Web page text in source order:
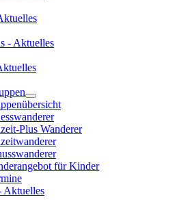
- Aktuelles
Plus Wanderer
für Kinder
Aktuelles